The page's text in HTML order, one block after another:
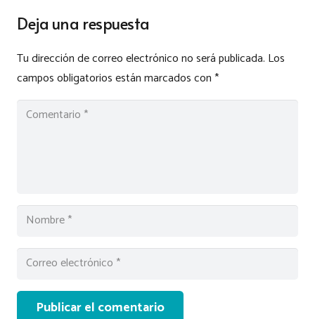
Deja una respuesta
Tu dirección de correo electrónico no será publicada. Los
campos obligatorios están marcados con*
Publicar el comentario